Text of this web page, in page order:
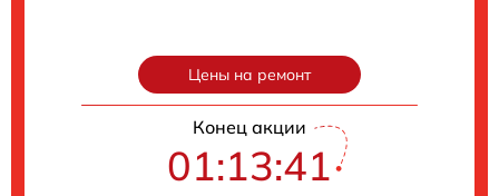
Цены на ремонт
Конец акции
01:13:40